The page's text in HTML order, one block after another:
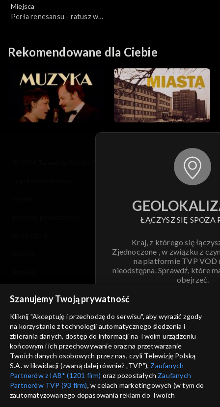
Miejsca
Perła renesansu - ratusz w
Rekomendowane dla Ciebie
ŁĄCZYSZ SIĘ SPOZA
Kraj, z którego się
Zjednoczone , w związku z
na platformie TVP VOD
nieodstępna. Sprawdź, które
obejrzeć.
ANULUJ
informacje o dostawcy usług
Szanujemy Twoją prywatność
Kliknij "Akceptuję i przechodzę do serwisu", aby wyrazić zgody
na korzystanie z technologii automatycznego śledzenia i
zbierania danych, dostęp do informacji na Twoim urządzeniu
końcowym i ich przechowywanie oraz na przetwarzanie
Twoich danych osobowych przez nas, czyli Telewizję Polską
S.A. w likwidacji (zwaną dalej również „TVP”), Zaufanych
Partnerów z IAB* (1201 firm) oraz pozostałych Zaufanych
Partnerów TVP (93 firm), w celach marketingowych (w tym do
zautomatyzowanego dopasowania reklam do Twoich